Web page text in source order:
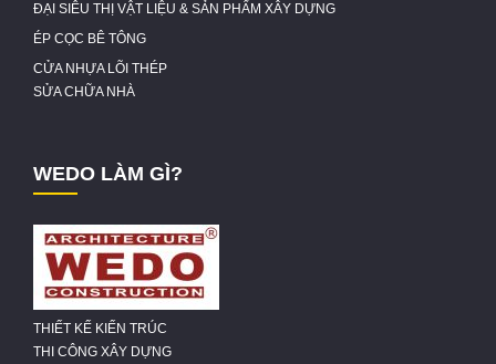
ĐẠI SIÊU THỊ VẬT LIỆU & SẢN PHẨM XÂY DỰNG
ÉP CỌC BÊ TÔNG
CỬA NHỰA LÕI THÉP
SỬA CHỮA NHÀ
WEDO LÀM GÌ?
THIẾT KẾ KIẾN TRÚC
THI CÔNG XÂY DỰNG